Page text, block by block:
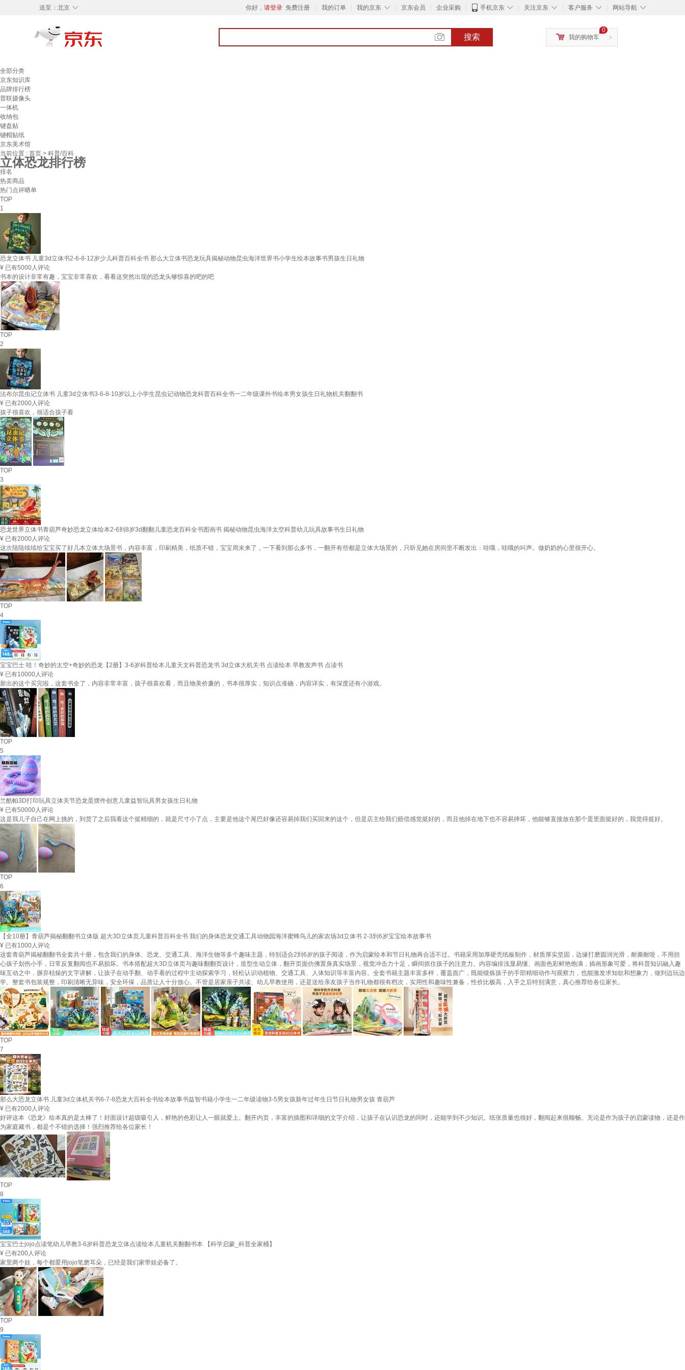
◇
送至： 北京 你好， 请登录 免费注册 我的订单 ◇
我的京东 京东会员 企业采购 ◇
手机京东 ◇
关注京东 ◇
客户服务 ◇
网站导航
搜索 >
0
我的购物车
全部分类
京东知识库
品牌排行榜
普联摄像头
一体机
收纳包
键盘贴
键帽贴纸
京东美术馆
当前位置 : 首页 > 科普/百科
立体恐龙排行榜
排名
热卖商品
热门点评晒单
TOP
1
恐龙立体书 儿童3d立体书2-6-8-12岁少儿科普百科全书 那么大立体书恐龙玩具揭秘动物昆虫海洋世界书小学生绘本故事书男孩生日礼物
¥ 已有5000人评论
书本的设计非常有趣，宝宝非常喜欢，看看这突然出现的恐龙头够惊喜的吧的吧
TOP
2
法布尔昆虫记立体书 儿童3d立体书3-6-8-10岁以上小学生昆虫记动物恐龙科普百科全书一二年级课外书绘本男女孩生日礼物机关翻翻书
¥ 已有2000人评论
孩子很喜欢，很适合孩子看
TOP
3
恐龙世界立体书青葫芦奇妙恐龙立体绘本2-6到8岁3d翻翻儿童恐龙百科全书图画书 揭秘动物昆虫海洋太空科普幼儿玩具故事书生日礼物
¥ 已有2000人评论
这次陆陆续续给宝宝买了好几本立体大场景书，内容丰富，印刷精美，纸质不错，宝宝周末来了，一下看到那么多书，一翻开有些都是立体大场景的，只听见她在房间里不断发出：哇哦，哇哦的叫声。做奶奶的心里很开心。
TOP
4
宝宝巴士 哇！奇妙的太空+奇妙的恐龙【2册】3-6岁科普绘本儿童天文科普恐龙书 3d立体大机关书 点读绘本 早教发声书 点读书
¥ 已有10000人评论
新出的这个买完啦，这套书全了，内容非常丰富，孩子很喜欢看，而且物美价廉的，书本很厚实，知识点准确，内容详实，有深度还有小游戏。
TOP
5
兰酷帕3D打印玩具立体关节恐龙蛋摆件创意儿童益智玩具男女孩生日礼物
¥ 已有50000人评论
这是我儿子自己在网上挑的，到货了之后我看这个挺精细的，就是尺寸小了点，主要是他这个尾巴好像还容易掉我们买回来的这个，但是店主给我们赔偿感觉挺好的，而且他掉在地下也不容易摔坏，他能够直接放在那个蛋里面挺好的，我觉得挺好。
TOP
6
【全10册】青葫芦揭秘翻翻书立体版 超大3D立体页儿童科普百科全书 我们的身体恐龙交通工具动物园海洋蜜蜂鸟儿的家农场3d立体书 2-3到6岁宝宝绘本故事书
¥ 已有1000人评论
这套青葫芦揭秘翻翻书全套共十册，包含我们的身体、恐龙、交通工具、海洋生物等多个趣味主题，特别适合2到6岁的孩子阅读，作为启蒙绘本和节日礼物再合适不过。书籍采用加厚硬壳纸板制作，材质厚实坚固，边缘打磨圆润光滑，耐撕耐咬，不用担
心孩子划伤小手，日常反复翻阅也不易损坏。书本搭配超大3D立体页与趣味翻翻页设计，造型生动立体，翻开页面仿佛置身真实场景，视觉冲击力十足，瞬间抓住孩子的注意力。内容编排浅显易懂、画面色彩鲜艳饱满，插画形象可爱，将科普知识融入趣
味互动之中，摒弃枯燥的文字讲解，让孩子在动手翻、动手看的过程中主动探索学习，轻松认识动植物、交通工具、人体知识等丰富内容。全套书籍主题丰富多样，覆盖面广，既能锻炼孩子的手部精细动作与观察力，也能激发求知欲和想象力，做到边玩边
学。整套书包装规整，印刷清晰无异味，安全环保，品质让人十分放心。不管是居家亲子共读、幼儿早教使用，还是送给亲友孩子当作礼物都很有档次，实用性和趣味性兼备，性价比极高，入手之后特别满意，真心推荐给各位家长。
TOP
7
那么大恐龙立体书 儿童3d立体机关书6-7-8恐龙大百科全书绘本故事书益智书籍小学生一二年级读物3-5男女孩新年过年生日节日礼物男女孩 青葫芦
¥ 已有2000人评论
好评这本《恐龙》绘本真的是太棒了！封面设计超级吸引人，鲜艳的色彩让人一眼就爱上。翻开内页，丰富的插图和详细的文字介绍，让孩子在认识恐龙的同时，还能学到不少知识。纸张质量也很好，翻阅起来很顺畅。无论是作为孩子的启蒙读物，还是作
为家庭藏书，都是个不错的选择！强烈推荐给各位家长！
TOP
8
宝宝巴士jojo点读笔幼儿早教3-6岁科普恐龙立体点读绘本儿童机关翻翻书本 【科学启蒙_科普全家桶】
¥ 已有200人评论
家里两个娃，每个都爱用jojo笔磨耳朵，已经是我们家带娃必备了。
TOP
9